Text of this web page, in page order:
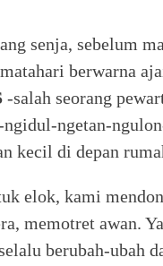
senja, sebelum
berwarna
-salah seorang
ngetan-
kecil di depan
elok, kami
memotret awan.
berubah-ubah